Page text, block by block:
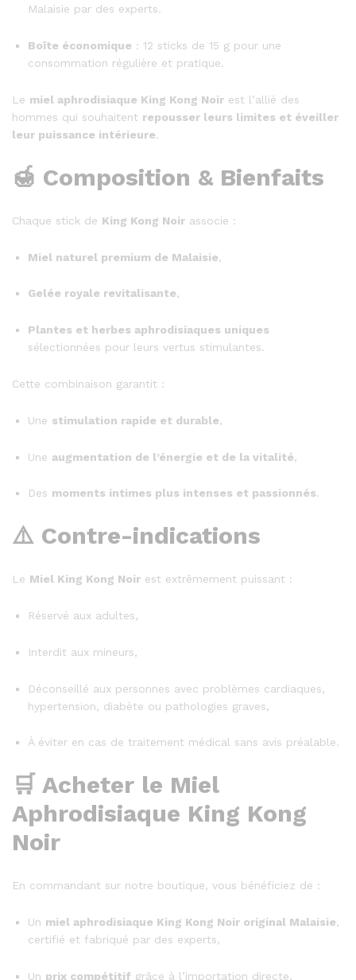
Malaisie par des experts.
Boîte économique : 12 sticks de 15 g pour une
consommation régulière et pratique.
Le miel aphrodisiaque King Kong Noir est l’allié des
hommes qui souhaitent repousser leurs limites et éveiller
leur puissance intérieure.
🍯 Composition & Bienfaits
Chaque stick de King Kong Noir associe :
Miel naturel premium de Malaisie,
Gelée royale revitalisante,
Plantes et herbes aphrodisiaques uniques
sélectionnées pour leurs vertus stimulantes.
Cette combinaison garantit :
Une stimulation rapide et durable,
Une augmentation de l’énergie et de la vitalité,
Des moments intimes plus intenses et passionnés.
⚠️ Contre-indications
Le Miel King Kong Noir est extrêmement puissant :
Réservé aux adultes,
Interdit aux mineurs,
Déconseillé aux personnes avec problèmes cardiaques,
hypertension, diabète ou pathologies graves,
À éviter en cas de traitement médical sans avis préalable.
🛒 Acheter le Miel
Aphrodisiaque King Kong
Noir
En commandant sur notre boutique, vous bénéficiez de :
Un miel aphrodisiaque King Kong Noir original Malaisie,
certifié et fabriqué par des experts,
Un prix compétitif grâce à l’importation directe,